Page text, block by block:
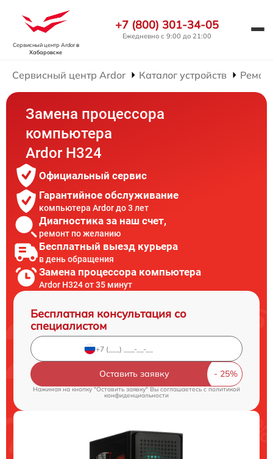
Сервисный центр Ardorв
Хабаровске
+7 (800) 301-34-05
Ежедневно с 9:00 до 21:00
Сервисный центр Ardor Каталог устройств
Замена процессора
компьютера
Ardor H324
Официальный сервис
Гарантийное обслуживание
компьютера Ardor до 3 лет
Диагностика за наш счет,
ремонт по желанию
Бесплатный выезд курьера
в день обращения
Замена процессора компьютера
Ardor H324 от 35 минут
Бесплатная консультация со
специалистом
Оставить заявку
Нажимая на кнопку "Оставить заявку" Вы соглашаетесь cполитикой
конфиденциальности